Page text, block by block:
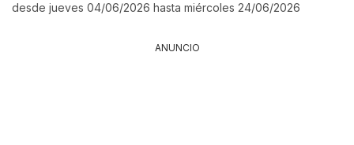
desde jueves 04/06/2026 hasta miércoles 24/06/2026
ANUNCIO